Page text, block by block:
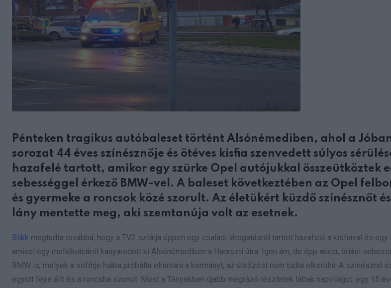
Pénteken tragikus autóbaleset történt Alsónémediben, ahol a
sorozat 44 éves színésznője és ötéves kisfia szenvedett súlyos
hazafelé tartott, amikor egy szürke Opel autójukkal összeütköztek
sebességgel érkező BMW-vel. A baleset következtében az Opel
és gyermeke a roncsok közé szorult. Az életükért küzdő színésznőt és
lány mentette meg, aki szemtanúja volt az esetnek.
Blikk megtudta továbbá, hogy a TV2 sztárja éppen egy családi látogatásról tartott hazafelé a kisfiával és
amivel egy mellékutcáról kanyarodott ki Alsónémediben a Haraszti útra. Igen ám, de épp akkor, óriási
BMW is, melyek a sofőrje hiába próbálta elrántani a kormányt, az ütközést nem tudta elkerülni. A színésznő
együtt fejre állt és a roncsba szorult. Most a Tényekben újabb megrázó részletek láttak napvilágot: egy 15